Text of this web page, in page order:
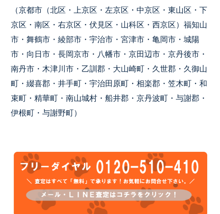
（京都市（北区・上京区・左京区・中京区・東山区・下
京区・南区・右京区・伏見区・山科区・西京区）福知山
市・舞鶴市・綾部市・宇治市・宮津市・亀岡市・城陽
市・向日市・長岡京市・八幡市・京田辺市・京丹後市・
南丹市・木津川市・乙訓郡・大山崎町・久世郡・久御山
町・綴喜郡・井手町・宇治田原町・相楽郡・笠木町・和
束町・精華町・南山城村・船井郡・京丹波町・与謝郡・
伊根町・与謝野町）